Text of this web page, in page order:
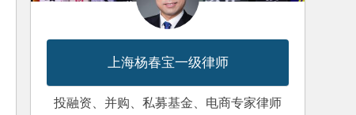
上海杨春宝一级律师
投融资、并购、私募基金、电商专家律师